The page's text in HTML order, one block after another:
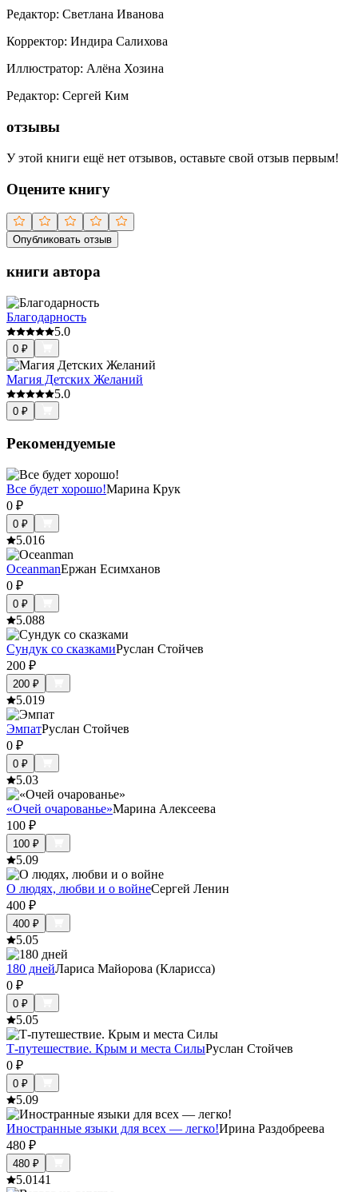
Редактор: Светлана Иванова
Корректор: Индира Салихова
Иллюстратор: Алёна Хозина
Редактор: Сергей Ким
отзывы
У этой книги ещё нет отзывов, оставьте свой отзыв первым!
Оцените книгу
Опубликовать отзыв
книги автора
Благодарность
5.0
0 ₽
Магия Детских Желаний
5.0
0 ₽
Рекомендуемые
Все будет хорошо!Марина Крук
0 ₽
0 ₽
5.016
OceanmanЕржан Есимханов
0 ₽
0 ₽
5.088
Сундук со сказкамиРуслан Стойчев
200 ₽
200 ₽
5.019
ЭмпатРуслан Стойчев
0 ₽
0 ₽
5.03
«Очей очарованье»Марина Алексеева
100 ₽
100 ₽
5.09
О людях, любви и о войнеСергей Ленин
400 ₽
400 ₽
5.05
180 днейЛариса Майорова (Кларисса)
0 ₽
0 ₽
5.05
Т-путешествие. Крым и места СилыРуслан Стойчев
0 ₽
0 ₽
5.09
Иностранные языки для всех — легко!Ирина Раздобреева
480 ₽
480 ₽
5.0141